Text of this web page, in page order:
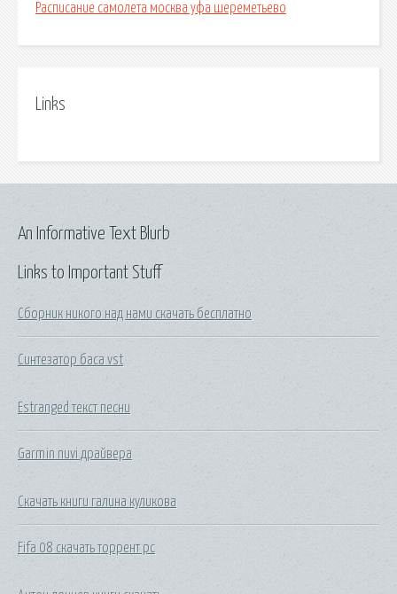
Расписание самолета москва уфа шереметьево
Links
Links to Important Stuff
Сборник никого над нами скачать бесплатно
Синтезатор баса vst
Estranged текст песни
Garmin nuvi драйвера
Скачать книги галина куликова
Fifa 08 скачать торрент pc
An Informative Text Blurb